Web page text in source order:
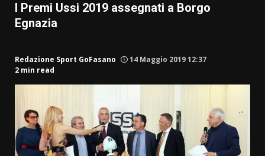
I Premi Ussi 2019 assegnati a Borgo
Egnazia
Redazione Sport GoFasano
14 Maggio 2019 12:37
2 min read